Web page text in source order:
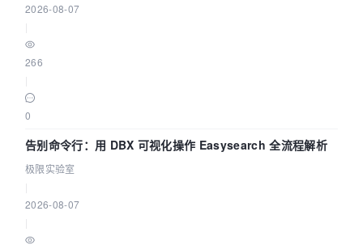
2026-08-07
266
0
告别命令行：用 DBX 可视化操作 Easysearch 全流程解析
极限实验室
2026-08-07